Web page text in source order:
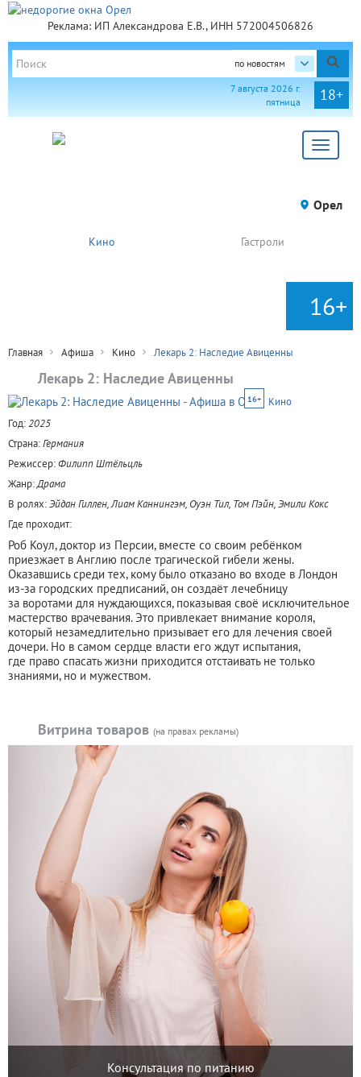
Реклама: ИП Александрова Е.В., ИНН 572004506826
по новостям
18+
7 августа 2026 г.
пятница
Toggle
Орел
Кино Гастроли
16+
Главная Афиша Кино Лекарь 2: Наследие Авиценны
Лекарь 2: Наследие Авиценны
16+
Кино
Год:2025
Страна:Германия
Режиссер:Филипп Штёльцль
Жанр:Драма
В ролях:Эйдан Гиллен, Лиам Каннингэм, Оуэн Тил, Том Пэйн, Эмили Кокс
Где проходит:
Роб Коул, доктор из Персии, вместе со своим ребёнком
приезжает в Англию после трагической гибели жены.
Оказавшись среди тех, кому было отказано во входе в Лондон
из-за городских предписаний, он создаёт лечебницу
за воротами для нуждающихся, показывая своё исключительное
мастерство врачевания. Это привлекает внимание короля,
который незамедлительно призывает его для лечения своей
дочери. Но в самом сердце власти его ждут испытания,
где право спасать жизни приходится отстаивать не только
знаниями, но и мужеством.
Витрина товаров (на правах рекламы)
Консультация по питанию